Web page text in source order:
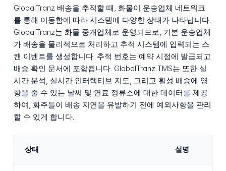
GlobalTranz 배송을 추적할 때, 화물이 운송업체 네트워크
를 통해 이동함에 따라 시스템에 다양한 상태가 나타납니다.
GlobalTranz는 화물 중개업체로 운영되므로, 기본 운송업체
가 배송을 물리적으로 처리하고 추적 시스템에 입력되는 스
캔 이벤트를 생성합니다. 추적 번호는 예약 시점에 발급되고
배송 확인 문서에 포함됩니다. GlobalTranz TMS는 또한 실
시간 분석, 실시간 인터랙티브 지도, 그리고 활성 배송에 영
향을 줄 수 있는 날씨 및 연료 정류소에 대한 데이터를 제공
하여, 화주들이 배송 지연을 유발하기 전에 예외사항을 관리
할 수 있게 합니다.
상태 설명